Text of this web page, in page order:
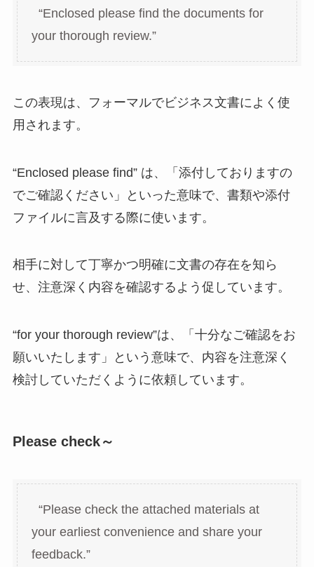
“Enclosed please find the documents for
your thorough review.”
この表現は、フォーマルでビジネス文書によく使
用されます。
“Enclosed please find” は、「添付しておりますの
でご確認ください」といった意味で、書類や添付
ファイルに言及する際に使います。
相手に対して丁寧かつ明確に文書の存在を知ら
せ、注意深く内容を確認するよう促しています。
“for your thorough review”は、「十分なご確認をお
願いいたします」という意味で、内容を注意深く
検討していただくように依頼しています。
Please check～
“Please check the attached materials at
your earliest convenience and share your
feedback.”